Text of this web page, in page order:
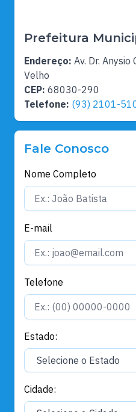
Prefeitura
Endereço: Av. Dr.
Velho
CEP: 68030-290
Telefone: (93) 2101-
Fale Conosco
Nome Completo
E-mail
Telefone
Estado:
Cidade: